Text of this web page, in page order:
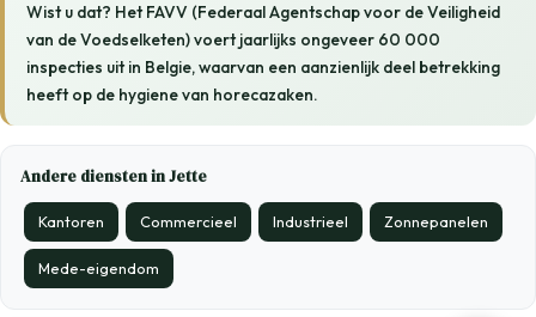
Wist u dat? Het FAVV (Federaal Agentschap voor de Veiligheid
van de Voedselketen) voert jaarlijks ongeveer 60 000
inspecties uit in Belgie, waarvan een aanzienlijk deel betrekking
heeft op de hygiene van horecazaken.
Andere diensten in Jette
Kantoren Commercieel Industrieel Zonnepanelen
Mede-eigendom